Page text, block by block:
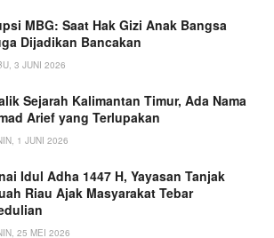
MBG: Saat Hak Gizi Anak Bangsa
Dijadikan Bancakan
3 JUNI 2026
Sejarah Kalimantan Timur, Ada Nama
Arief yang Terlupakan
1 JUNI 2026
Idul Adha 1447 H, Yayasan Tanjak
Riau Ajak Masyarakat Tebar
25 MEI 2026